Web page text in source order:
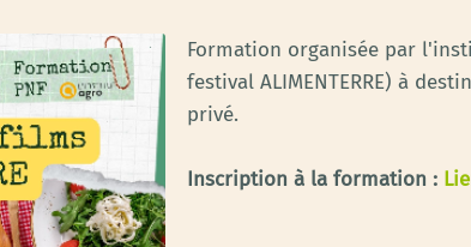
Formation organisée par
festival ALIMENTERRE) à
privé.
Inscription à la formation :